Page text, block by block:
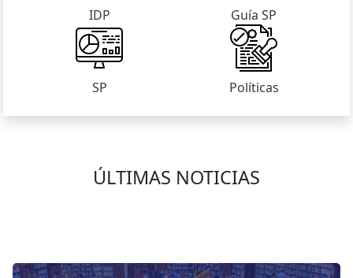
IDP Guía SP
SP Políticas
ÚLTIMAS NOTICIAS